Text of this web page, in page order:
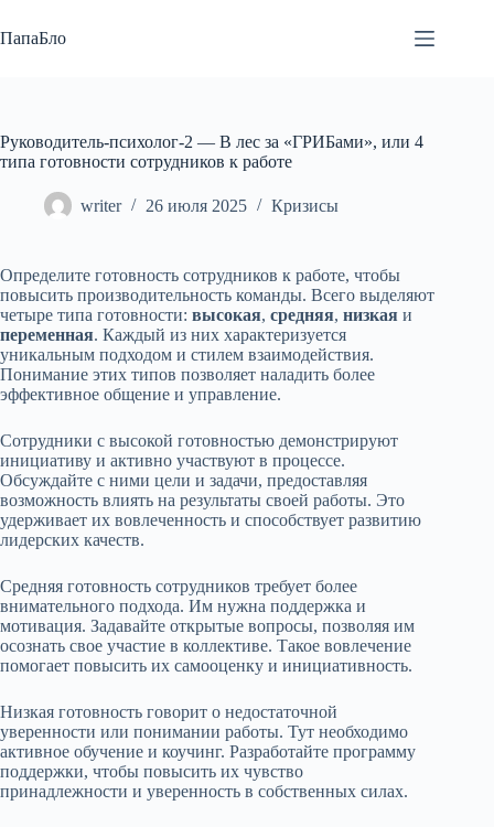
к
сути
ПапаБло
Руководитель-психолог-2 — В лес за «ГРИБами», или 4
типа готовности сотрудников к работе
writer 26 июля 2025 Кризисы
Определите готовность сотрудников к работе, чтобы
повысить производительность команды. Всего выделяют
четыре типа готовности: высокая, средняя, низкая и
переменная. Каждый из них характеризуется
уникальным подходом и стилем взаимодействия.
Понимание этих типов позволяет наладить более
эффективное общение и управление.
Сотрудники с высокой готовностью демонстрируют
инициативу и активно участвуют в процессе.
Обсуждайте с ними цели и задачи, предоставляя
возможность влиять на результаты своей работы. Это
удерживает их вовлеченность и способствует развитию
лидерских качеств.
Средняя готовность сотрудников требует более
внимательного подхода. Им нужна поддержка и
мотивация. Задавайте открытые вопросы, позволяя им
осознать свое участие в коллективе. Такое вовлечение
помогает повысить их самооценку и инициативность.
Низкая готовность говорит о недостаточной
уверенности или понимании работы. Тут необходимо
активное обучение и коучинг. Разработайте программу
поддержки, чтобы повысить их чувство
принадлежности и уверенность в собственных силах.